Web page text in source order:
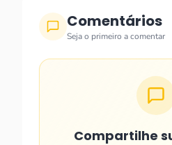
Comentários
Seja o primeiro a comentar
Compartilhe